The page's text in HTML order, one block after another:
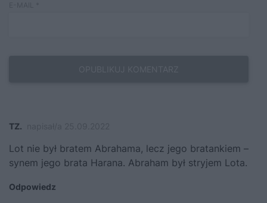
TZ.
Lot nie był bratem Abrahama, lecz jego bratankiem –
synem jego brata Harana. Abraham był stryjem Lota.
Odpowiedz